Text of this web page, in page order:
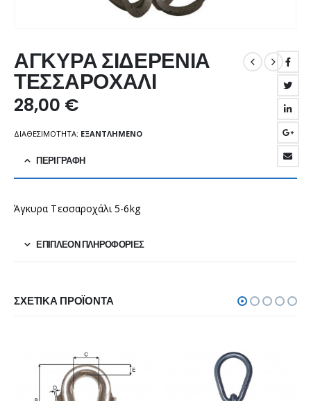
ΑΓΚΥΡΑ ΣΙΔΕΡΕΝΙΑ
ΤΕΣΣΑΡΟΧΑΛΙ
28,00 €
ΔΙΑΘΕΣΙΜΌΤΗΤΑ: ΕΞΑΝΤΛΗΜΈΝΟ
ΠΕΡΙΓΡΑΦΉ
Άγκυρα Τεσσαροχάλι 5-6kg
ΕΠΙΠΛΈΟΝ ΠΛΗΡΟΦΟΡΊΕΣ
ΣΧΕΤΙΚΆ ΠΡΟΪΌΝΤΑ